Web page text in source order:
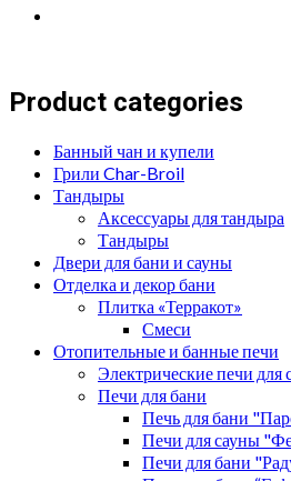
Product categories
Банный чан и купели
Грили Char-Broil
Тандыры
Аксессуары для тандыра
Тандыры
Двери для бани и сауны
Отделка и декор бани
Плитка «Терракот»
Смеси
Отопительные и банные печи
Электрические печи для
Печи для бани
Печь для бани
Печи для сауны
Печи для бани